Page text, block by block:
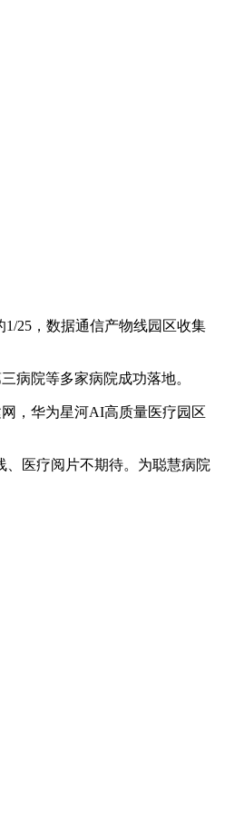
25，数据通信产物线园区收集
院等多家病院成功落地。
，华为星河AI高质量医疗园区
医疗阅片不期待。为聪慧病院